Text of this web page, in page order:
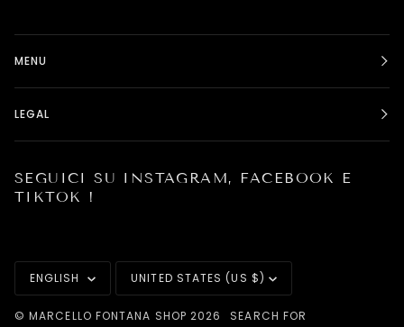
MENU
LEGAL
SEGUICI SU INSTAGRAM, FACEBOOK E
TIKTOK !
LANGUAGE
ENGLISH CURRENCY
UNITED STATES (US $)
©MARCELLO FONTANA SHOP 2026
SEARCH FOR